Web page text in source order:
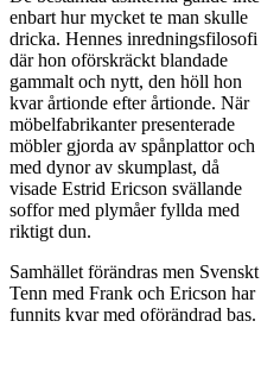
enbart hur mycket te man skulle
dricka. Hennes inredningsfilosofi
där hon oförskräckt blandade
gammalt och nytt, den höll hon
kvar årtionde efter årtionde. När
möbelfabrikanter presenterade
möbler gjorda av spånplattor och
med dynor av skumplast, då
visade Estrid Ericson svällande
soffor med plymåer fyllda med
riktigt dun.
Samhället förändras men Svenskt
Tenn med Frank och Ericson har
funnits kvar med oförändrad bas.